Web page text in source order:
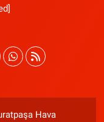
Hava